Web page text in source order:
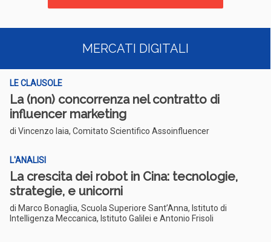
MERCATI DIGITALI
LE CLAUSOLE
La (non) concorrenza nel contratto di
influencer marketing
di Vincenzo Iaia, Comitato Scientifico Assoinfluencer
L'ANALISI
La crescita dei robot in Cina: tecnologie,
strategie, e unicorni
di Marco Bonaglia, Scuola Superiore Sant’Anna, Istituto di
Intelligenza Meccanica, Istituto Galilei e Antonio Frisoli